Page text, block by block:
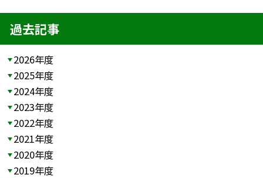
過去記事
2026年度
2025年度
2024年度
2023年度
2022年度
2021年度
2020年度
2019年度